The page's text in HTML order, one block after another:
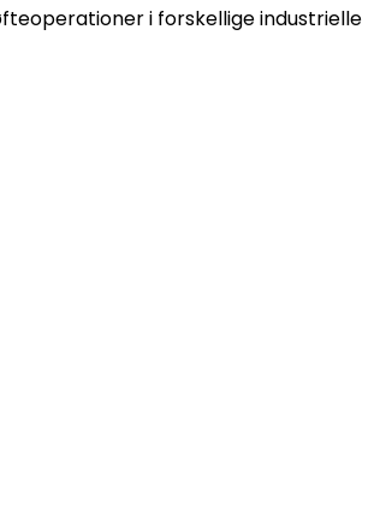
i forskellige industrielle